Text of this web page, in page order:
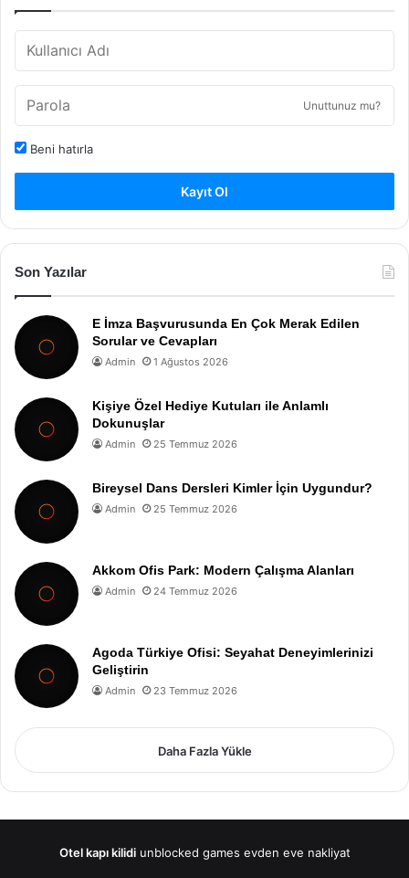
Unuttunuz mu?
Beni hatırla
Kayıt Ol
Son Yazılar
E İmza Başvurusunda En Çok Merak Edilen
Sorular ve Cevapları
Admin 1 Ağustos 2026
Kişiye Özel Hediye Kutuları ile Anlamlı
Dokunuşlar
Admin 25 Temmuz 2026
Bireysel Dans Dersleri Kimler İçin Uygundur?
Admin 25 Temmuz 2026
Akkom Ofis Park: Modern Çalışma Alanları
Admin 24 Temmuz 2026
Agoda Türkiye Ofisi: Seyahat Deneyimlerinizi
Geliştirin
Admin 23 Temmuz 2026
Daha Fazla Yükle
Otel kapı kilidi unblocked games evden eve nakliyat